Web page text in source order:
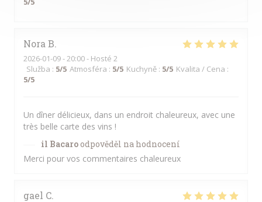
Nora B
2026-01-09- 20:00 - Hosté 2
Služba : 5/5 Atmosféra : 5/5 Kuchyně : 5/5 Kvalita / Cena :
5/5
Un dîner délicieux, dans un endroit chaleureux, avec une
très belle carte des vins !
il Bacaroodpověděl na hodnocení
Merci pour vos commentaires chaleureux
gael C